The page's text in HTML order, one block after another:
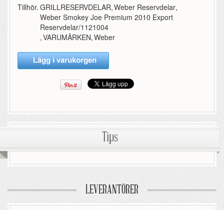
Tillhör. GRILLRESERVDELAR,Weber Reservdelar,
Weber Smokey Joe Premium 2010 Export
Reservdelar/1121004
,VARUMÄRKEN,Weber
Tips
LEVERANTÖRER